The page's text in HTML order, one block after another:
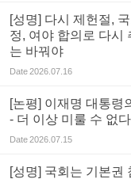
[성명] 다시 제헌절,
정, 여야 합의로 다시
는 바꿔야
Date2026.07.16
[논평] 이재명 대통령
- 더 이상 미룰 수 없
Date2026.07.15
[성명] 국회는 기본권